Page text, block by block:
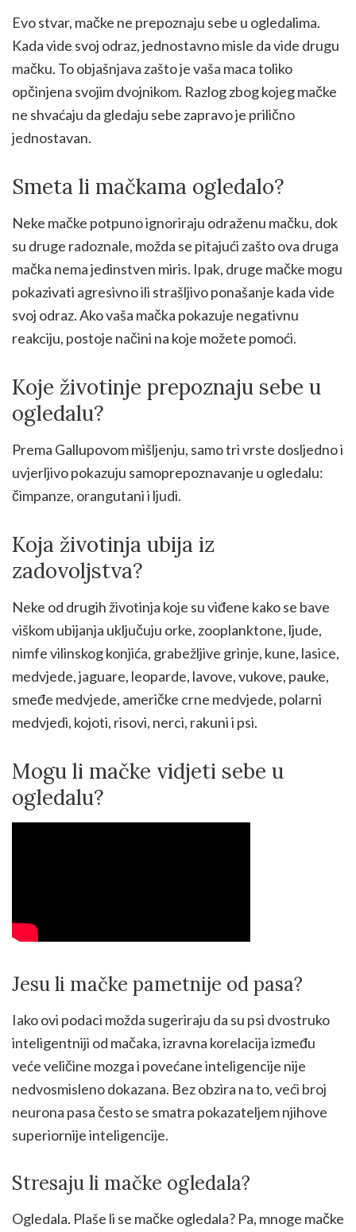
Evo stvar, mačke ne prepoznaju sebe u ogledalima.
Kada vide svoj odraz, jednostavno misle da vide drugu
mačku. To objašnjava zašto je vaša maca toliko
opčinjena svojim dvojnikom. Razlog zbog kojeg mačke
ne shvaćaju da gledaju sebe zapravo je prilično
jednostavan.
Smeta li mačkama ogledalo?
Neke mačke potpuno ignoriraju odraženu mačku, dok
su druge radoznale, možda se pitajući zašto ova druga
mačka nema jedinstven miris. Ipak, druge mačke mogu
pokazivati agresivno ili strašljivo ponašanje kada vide
svoj odraz. Ako vaša mačka pokazuje negativnu
reakciju, postoje načini na koje možete pomoći.
Koje životinje prepoznaju sebe u
ogledalu?
Prema Gallupovom mišljenju, samo tri vrste dosljedno i
uvjerljivo pokazuju samoprepoznavanje u ogledalu:
čimpanze, orangutani i ljudi.
Koja životinja ubija iz
zadovoljstva?
Neke od drugih životinja koje su viđene kako se bave
viškom ubijanja uključuju orke, zooplanktone, ljude,
nimfe vilinskog konjića, grabežljive grinje, kune, lasice,
medvjede, jaguare, leoparde, lavove, vukove, pauke,
smeđe medvjede, američke crne medvjede, polarni
medvjedi, kojoti, risovi, nerci, rakuni i psi.
Mogu li mačke vidjeti sebe u
ogledalu?
Jesu li mačke pametnije od pasa?
Iako ovi podaci možda sugeriraju da su psi dvostruko
inteligentniji od mačaka, izravna korelacija između
veće veličine mozga i povećane inteligencije nije
nedvosmisleno dokazana. Bez obzira na to, veći broj
neurona pasa često se smatra pokazateljem njihove
superiornije inteligencije.
Stresaju li mačke ogledala?
Ogledala. Plaše li se mačke ogledala? Pa, mnoge mačke